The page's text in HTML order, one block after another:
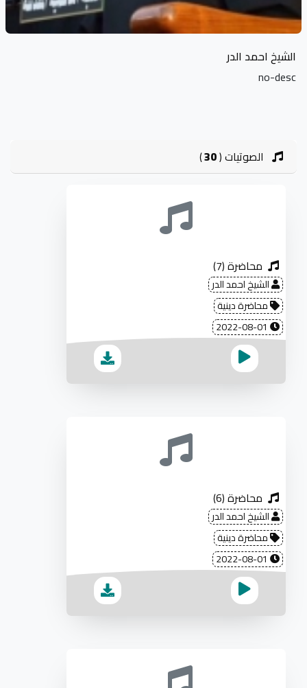
الشيخ احمد الدر
no-desc
الصوتيات(
30
)
محاضرة (7)
الشيخ احمد الدر
محاضرة دينية
محاضرة (6)
الشيخ احمد الدر
محاضرة دينية